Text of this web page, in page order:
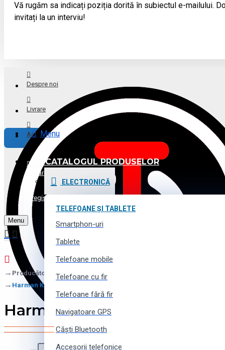
Vă rugăm sa indicați poziția dorită în subiectul e-mailului.
invitați la un interviu!
Despre noi
Livrare
Achitare
Promoții și Reduceri
Voucher cadou
Contacte
Menu
CATALOGUL PRODUSELOR
ELECTRONICĂ
TELEFOANE ȘI TABLETE
Smartphon-uri
Tablete
Telefoane mobile
Telefoane cu fir
Telefoane fără fir
Navigatoare GPS
Căști Bluetooth
Accesorii telefonice
Logare
Înregistrare
Menu
Producător
Harman Kardon
Harman Kardon